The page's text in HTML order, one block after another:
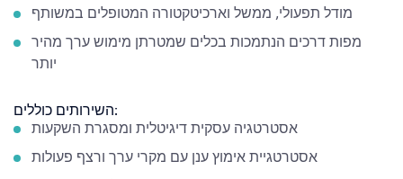
מודל תפעולי, ממשל וארכיטקטורה המטופלים במשותף
מפות דרכים הנתמכות בכלים שמטרתן מימוש ערך מהיר
יותר
השירותים כוללים:
אסטרטגיה עסקית דיגיטלית ומסגרת השקעות
אסטרטגיית אימוץ ענן עם מקרי ערך ורצף פעולות